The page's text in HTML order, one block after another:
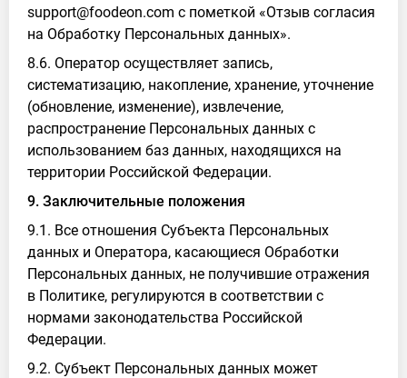
support@foodeon.com с пометкой «Отзыв согласия
на Обработку Персональных данных».
8.6. Оператор осуществляет запись,
систематизацию, накопление, хранение, уточнение
(обновление, изменение), извлечение,
распространение Персональных данных с
использованием баз данных, находящихся на
территории Российской Федерации.
9. Заключительные положения
9.1. Все отношения Субъекта Персональных
данных и Оператора, касающиеся Обработки
Персональных данных, не получившие отражения
в Политике, регулируются в соответствии с
нормами законодательства Российской
Федерации.
9.2. Субъект Персональных данных может